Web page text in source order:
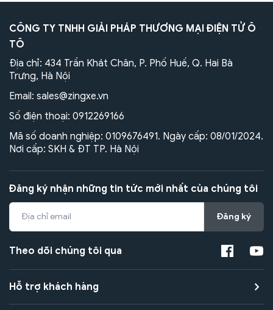
CÔNG TY TNHH GIẢI PHÁP THƯƠNG MẠI ĐIỆN TỬ Ô
TÔ
Địa chỉ: 434 Trần Khát Chân, P. Phố Huế, Q. Hai Bà
Trưng, Hà Nội
Email: sales@zingxe.vn
Số điện thoại: 0912269166
Mã số doanh nghiệp: 0109676491. Ngày cấp: 08/01/2024.
Nơi cấp: SKH & ĐT TP. Hà Nội
Đăng ký nhận những tin tức mới nhất của chúng tôi
Đăng ký
Theo dõi chúng tôi qua
Hỗ trợ khách hàng